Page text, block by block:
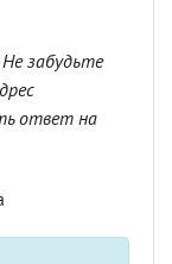
забудьте
ответ на